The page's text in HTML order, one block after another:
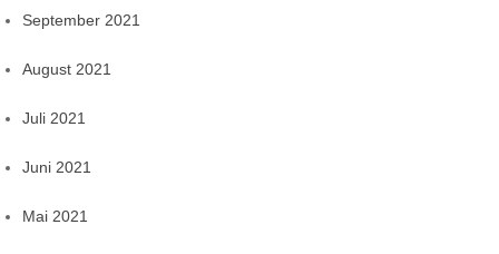
September 2021
August 2021
Juli 2021
Juni 2021
Mai 2021